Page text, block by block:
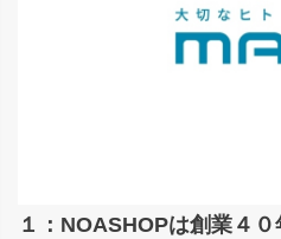
１：NOASHOPは創業４